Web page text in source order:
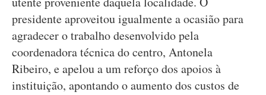
presidente aproveitou igualmente a ocasião para
agradecer o trabalho desenvolvido pela
coordenadora técnica do centro, Antonela
Ribeiro, e apelou a um reforço dos apoios à
instituição, apontando o aumento dos custos de